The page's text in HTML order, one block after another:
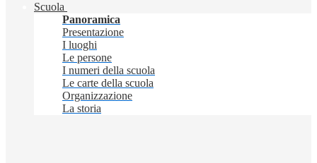
Scuola
Panoramica
Presentazione
I luoghi
Le persone
I numeri della scuola
Le carte della scuola
Organizzazione
La storia